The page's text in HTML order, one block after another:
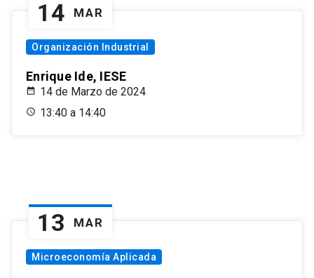
14 MAR
Organización Industrial
Enrique Ide, IESE
14 de Marzo de 2024
13:40 a 14:40
13 MAR
Microeconomía Aplicada